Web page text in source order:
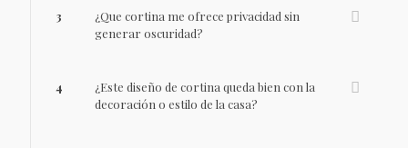
3
¿Que cortina me ofrece privacidad sin
generar oscuridad?
4
¿Este diseño de cortina queda bien con la
decoración o estilo de la casa?